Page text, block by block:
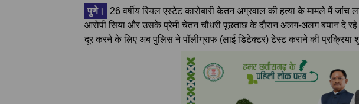
पुणे।
26 वर्षीय रियल एस्टेट कारोबारी केतन अग्रवाल की हत्या के मामले में
आरोपी सिया और उसके प्रेमी चेतन चौधरी पूछताछ के दौरान अलग-अलग बयान दे रहे
दूर करने के लिए अब पुलिस ने पॉलीग्राफ (लाई डिटेक्टर) टेस्ट कराने की प्रक्रिया